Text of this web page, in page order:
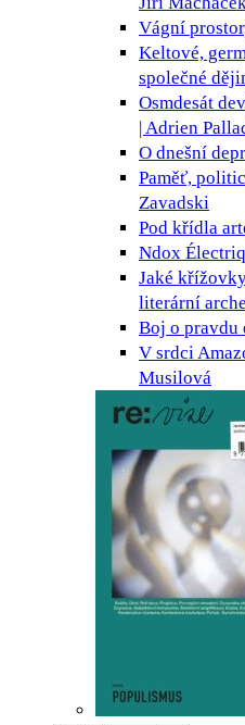
Vágní
Keltové,
společné
Osmdesát
| Adrien
O dnešní
Paměť,
Zavadski
Pod křídla
Ndox
Jaké
literární
Boj o pravdu
V srdci
Musilová